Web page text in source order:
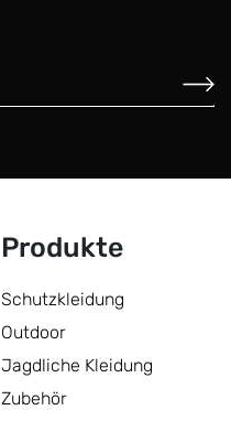
Produkte
Schutzkleidung
Outdoor
Jagdliche Kleidung
Zubehör